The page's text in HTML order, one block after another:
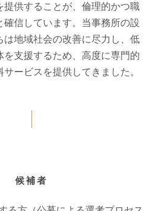
提供することが、倫理的かつ職
確信しています。当事務所の設
は地域社会の改善に尽力し、低
を支援するため、高度に専門的
ービスを提供してきました。
候補者